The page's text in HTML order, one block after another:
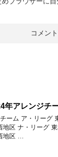
年アレンジチ
ーム ア・リーグ
地区 ナ・リーグ
地区 …